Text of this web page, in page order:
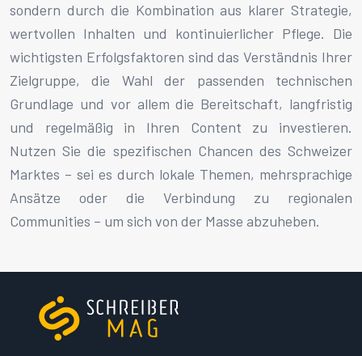
sondern durch die Kombination aus klarer Strategie,
wertvollen Inhalten und kontinuierlicher Pflege. Die
wichtigsten Erfolgsfaktoren sind das Verständnis Ihrer
Zielgruppe, die Wahl der passenden technischen
Grundlage und vor allem die Bereitschaft, langfristig
und regelmäßig in Ihren Content zu investieren.
Nutzen Sie die spezifischen Chancen des Schweizer
Marktes – sei es durch lokale Themen, mehrsprachige
Ansätze oder die Verbindung zu regionalen
Communities – um sich von der Masse abzuheben.